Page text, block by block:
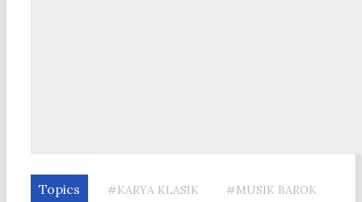
Topics #KARYA KLASIK #MUSIK BAROK